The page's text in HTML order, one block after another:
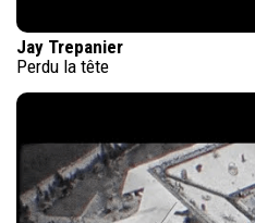
Jay Trepanier
Perdu la tête